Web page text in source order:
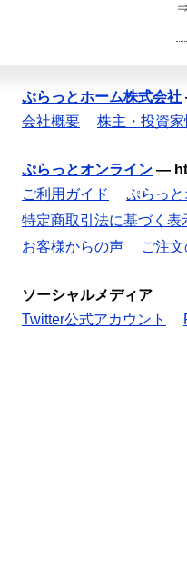
ぷらっとホーム株式会社
会社概要
株主・投資家
ぷらっとオンライン —
ご利用ガイド
ぷらっ
特定商取引法に基づく表
お客様からの声
ご注
ソーシャルメディア
Twitter公式アカウント